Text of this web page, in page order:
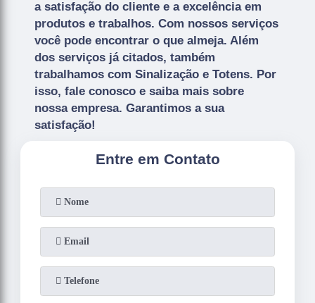
a satisfação do cliente e a excelência em
produtos e trabalhos. Com nossos serviços
você pode encontrar o que almeja. Além
dos serviços já citados, também
trabalhamos com Sinalização e Totens. Por
isso, fale conosco e saiba mais sobre
nossa empresa. Garantimos a sua
satisfação!
Entre em Contato